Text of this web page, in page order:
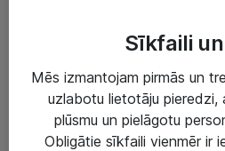
Try another search or
Sīkfaili
Mēs izmantojam pirmās un
uzlabotu lietotāju pieredzi,
plūsmu un pielāgotu
Obligātie sīkfaili vienmēr ir